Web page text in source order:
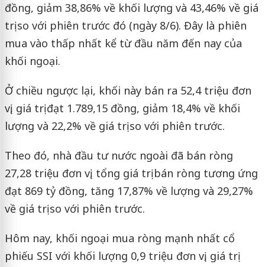
đồng, giảm 38,86% về khối lượng và 43,46% về giá
trị so với phiên trước đó (ngày 8/6). Đây là phiên
mua vào thấp nhất kể từ đầu năm đến nay của
khối ngoại.
Ở chiều ngược lại, khối này bán ra 52,4 triệu đơn
vị, giá trị đạt 1.789,15 đồng, giảm 18,4% về khối
lượng và 22,2% về giá trị so với phiên trước.
Theo đó, nhà đầu tư nước ngoài đã bán ròng
27,28 triệu đơn vị, tổng giá trị bán ròng tương ứng
đạt 869 tỷ đồng, tăng 17,87% về lượng và 29,27%
về giá trị so với phiên trước.
Hôm nay, khối ngoại mua ròng mạnh nhất cổ
phiếu SSI với khối lượng 0,9 triệu đơn vị, giá trị